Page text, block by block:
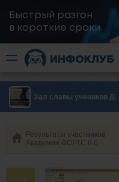
Быстрый разгон
​в короткие сроки
Зал славы учеников
Результаты участников
Академии ФОРТС 6.0